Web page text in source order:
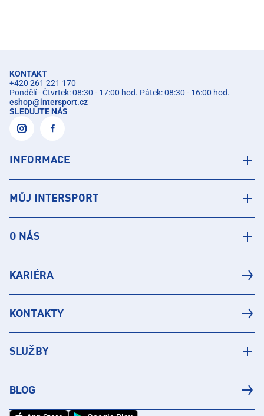
KONTAKT
+420 261 221 170
Pondělí - Čtvrtek: 08:30 - 17:00 hod. Pátek: 08:30 - 16:00 hod.
eshop@intersport.cz
SLEDUJTE NÁS
INFORMACE
MŮJ INTERSPORT
O NÁS
KARIÉRA
KONTAKTY
SLUŽBY
BLOG